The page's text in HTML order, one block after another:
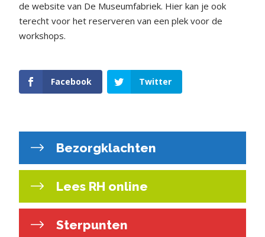
de website van De Museumfabriek. Hier kan je ook
terecht voor het reserveren van een plek voor de
workshops.
Facebook Twitter
Bezorgklachten
Lees RH online
Sterpunten